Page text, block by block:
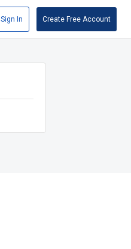
Sign In Create Free Account